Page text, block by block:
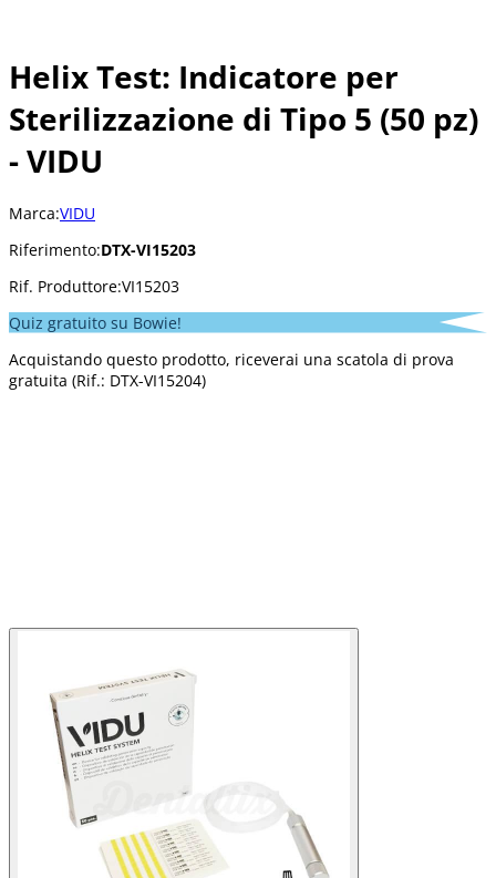
Helix Test: Indicatore per
Sterilizzazione di Tipo 5 (50 pz)
- VIDU
Marca:VIDU
Riferimento:DTX-VI15203
Rif. Produttore:VI15203
Quiz gratuito su Bowie!
Acquistando questo prodotto, riceverai una scatola di prova
gratuita (Rif.: DTX-VI15204)